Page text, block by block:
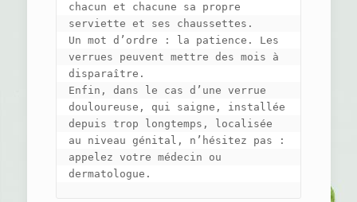
chacun et chacune sa propre
serviette et ses chaussettes.
Un mot d’ordre : la patience. Les
verrues peuvent mettre des mois à
disparaître.
Enfin, dans le cas d’une verrue
douloureuse, qui saigne, installée
depuis trop longtemps, localisée
au niveau génital, n’hésitez pas :
appelez votre médecin ou
dermatologue.